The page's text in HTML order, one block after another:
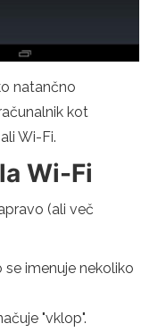
natančno
kot
Wi-Fi.
Wi-Fi
(ali več
se imenuje nekoliko
"vklop".